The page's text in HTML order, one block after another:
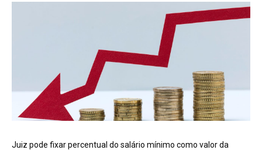
Juiz pode fixar percentual do salário mínimo como valor da